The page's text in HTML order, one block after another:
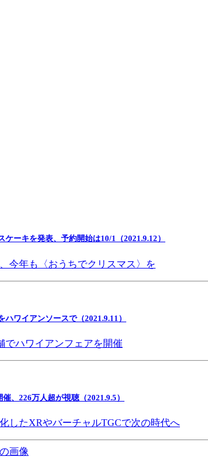
ーキを発表、予約開始は10/1（2021.9.12）
今年も〈おうちでクリスマス〉を
ワイアンソースで（2021.9.11）
でハワイアンフェアを開催
、226万人超が視聴（2021.9.5）
したXRやバーチャルTGCで次の時代へ